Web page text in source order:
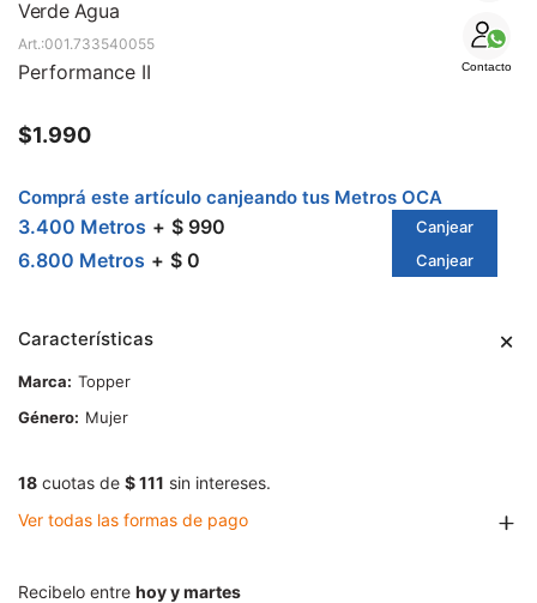
Verde Agua
Contacto
001.733540055
Performance II
$1.990
Comprá este artículo canjeando tus Metros OCA
3.400 Metros $ 990 Canjear
6.800 Metros $ 0 Canjear
Características
Marca
Topper
Género
Mujer
18 cuotas de $ 111 sin intereses.
Ver todas las formas de pago
Recibelo entre hoy y martes